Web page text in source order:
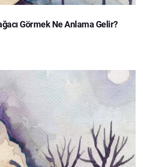
Görmek Ne Anlama Gelir?